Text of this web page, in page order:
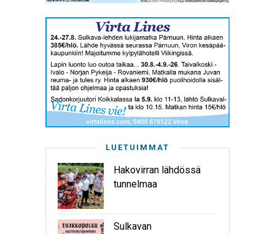
LUETUIMMAT
Hakovirran lähdössä
tunnelmaa
Sulkavan